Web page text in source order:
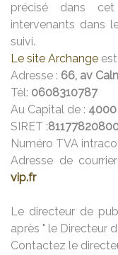
précisé dans
intervenants dans
suivi.
Le site Archange
Adresse : 66, av
Tél: 0608310787
Au Capital de :
SIRET :
Numéro TVA
Adresse de
vip.fr
Le directeur de
après " le Directeur
Contactez le